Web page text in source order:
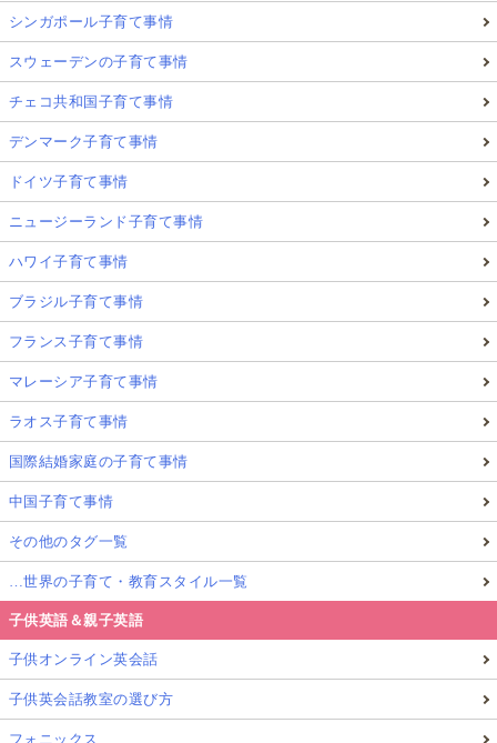
「英語ができる」という感覚は人によって基準が違い
英検は合否で結果が出るため、合格すれば「ここまで
級が上がっていく仕組みは、子どもにとって達成感に
つながりやすいです。
2）中学英語の“予習”になる（つまずきを先取り
で回避）
英検5級は中学初級の範囲が中心です。
合格を目指す過程そのものが、中学校の英語学習の土
台づくりになります。
たとえ不合格でも、学習経験は無駄になりません。
3）「テスト形式に慣れる」経験ができる（時間
配分に強くなる）
シンガポール子育て事情
スウェーデンの子育て事情
チェコ共和国子育て事情
デンマーク子育て事情
ドイツ子育て事情
ニュージーランド子育て事情
ハワイ子育て事情
ブラジル子育て事情
フランス子育て事情
マレーシア子育て事情
ラオス子育て事情
国際結婚家庭の子育て事情
中国子育て事情
その他のタグ一覧
…世界の子育て・教育スタイル一覧
子供英語＆親子英語
子供オンライン英会話
子供英会話教室の選び方
フォニックス